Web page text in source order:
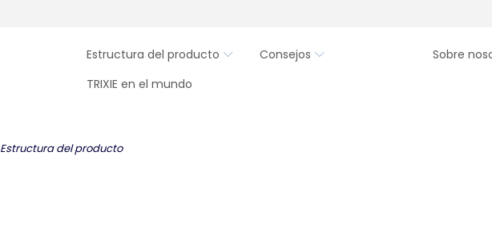
Estructura del producto Consejos
Sobre
TRIXIE en el mundo
Estructura del producto